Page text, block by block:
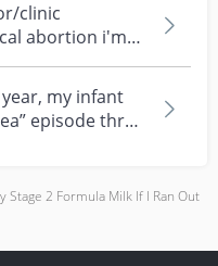
clinic
abortion i'm
my infant
episode three
Stage 2 Formula Milk If I Ran Out